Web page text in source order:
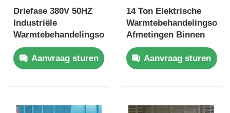
Industriële laboratoriumoven
Vacuüm Droogoven
Driefase 380V 50HZ
Industriële
Warmtebehandelingsoven
Instelbaar
Uitgangsvermogen
Aanvraag sturen
14 Ton Elektrische
Afmetingen Binnen
2800*1400*800mm
Hoge Efficiëntie
Aanvraag sturen